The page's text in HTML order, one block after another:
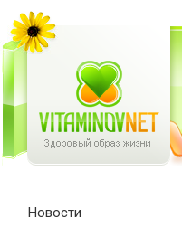
Новости